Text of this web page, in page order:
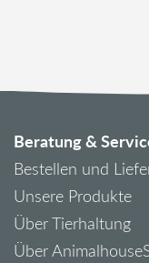
Beratung &
Bestellen und
Unsere Produkte
Über Tierhaltung
Über